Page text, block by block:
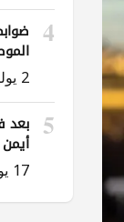
4
الوقود
2 يوليو
5 بعد
17 يونيو